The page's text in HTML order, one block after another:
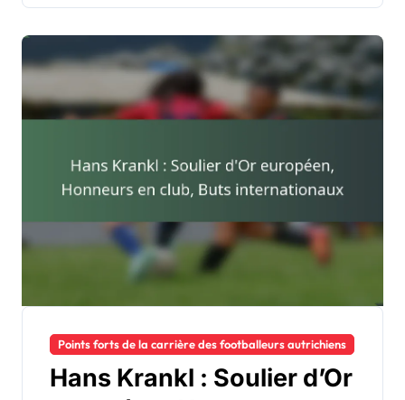
Points forts de la carrière des footballeurs autrichiens
Hans Krankl : Soulier d’Or